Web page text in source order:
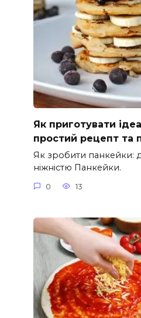
Як приготувати
простий рецепт та
Як зробити панкейки:
ніжністю Панкейки.
0 13